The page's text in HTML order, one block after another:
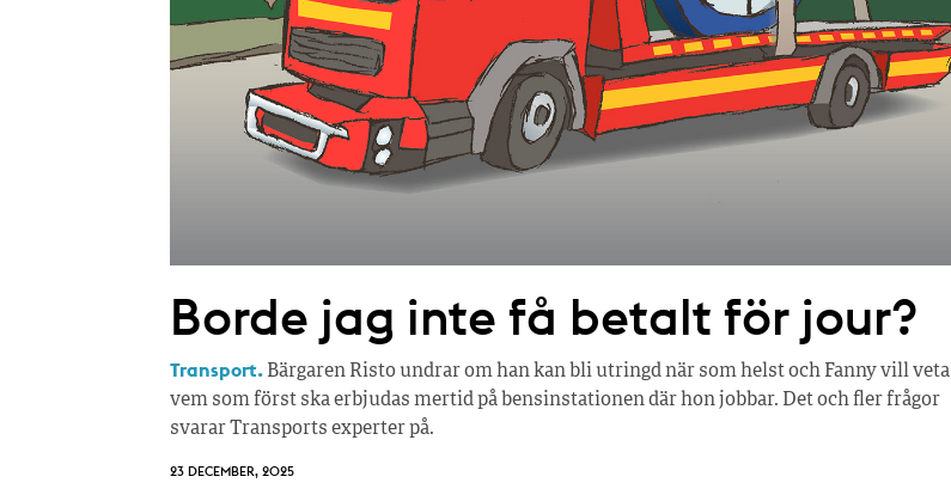
Borde jag inte få betalt för jour?
Transport. Bärgaren Risto undrar om han kan bli utringd när som helst och Fanny vill veta
vem som först ska erbjudas mertid på bensinstationen där hon jobbar. Det och fler frågor
svarar Transports experter på.
23 DECEMBER, 2025